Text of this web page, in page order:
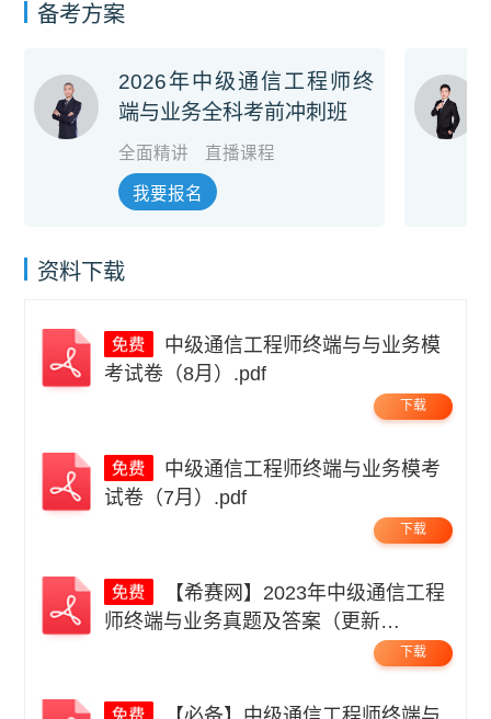
备考方案
2026年中级通信工程师终
端与业务全科考前冲刺班
全面精讲 直播课程
我要报名
资料下载
考试卷（8月）.pdf
下载
试卷（7月）.pdf
下载
师终端与业务真题及答案（更新
下载